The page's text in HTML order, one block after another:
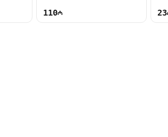
110 23